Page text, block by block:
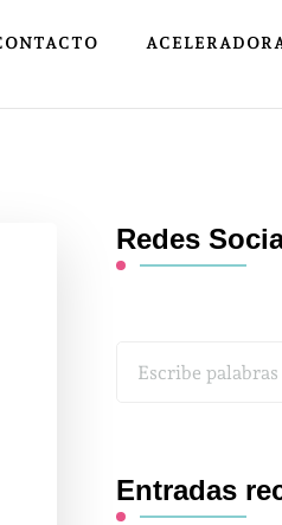
Redes
¿Buscas
Entradas